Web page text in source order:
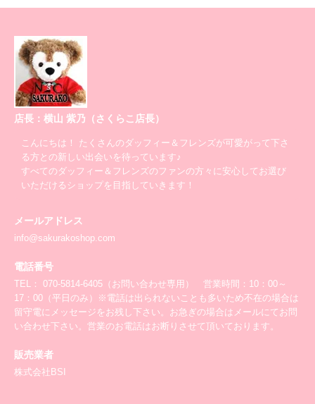
店長：横山 紫乃（さくらこ店長）
こんにちは！ たくさんのダッフィー＆フレンズが可愛がって下さ
る方との新しい出会いを待っています♪
すべてのダッフィー＆フレンズのファンの方々に安心してお選び
いただけるショップを目指していきます！
メールアドレス
info@sakurakoshop.com
電話番号
TEL： 070-5814-6405（お問い合わせ専用） 営業時間：10：00～
17：00（平日のみ）※電話は出られないことも多いため不在の場合は
留守電にメッセージをお残し下さい。お急ぎの場合はメールにてお問
い合わせ下さい。営業のお電話はお断りさせて頂いております。
販売業者
株式会社BSI